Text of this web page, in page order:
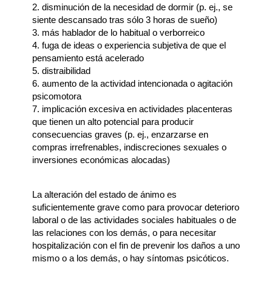
2. disminución de la necesidad de dormir (p. ej., se
siente descansado tras sólo 3 horas de sueño)
3. más hablador de lo habitual o verborreico
4. fuga de ideas o experiencia subjetiva de que el
pensamiento está acelerado
5. distraibilidad
6. aumento de la actividad intencionada o agitación
psicomotora
7. implicación excesiva en actividades placenteras
que tienen un alto potencial para producir
consecuencias graves (p. ej., enzarzarse en
compras irrefrenables, indiscreciones sexuales o
inversiones económicas alocadas)
La alteración del estado de ánimo es
suficientemente grave como para provocar deterioro
laboral o de las actividades sociales habituales o de
las relaciones con los demás, o para necesitar
hospitalización con el fin de prevenir los daños a uno
mismo o a los demás, o hay síntomas psicóticos.